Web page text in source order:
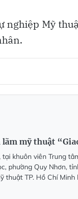
nghiệp Mỹ
mỹ thuật
tại khuôn viên Trung
phường Quy Nhơn,
thuật TP. Hồ Chí